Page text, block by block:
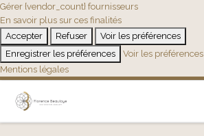
Gérer {vendor_count} fournisseurs
En savoir plus sur ces finalités
Accepter
Refuser
Voir les préférences
Enregistrer les préférences
Voir les préférences
Mentions légales